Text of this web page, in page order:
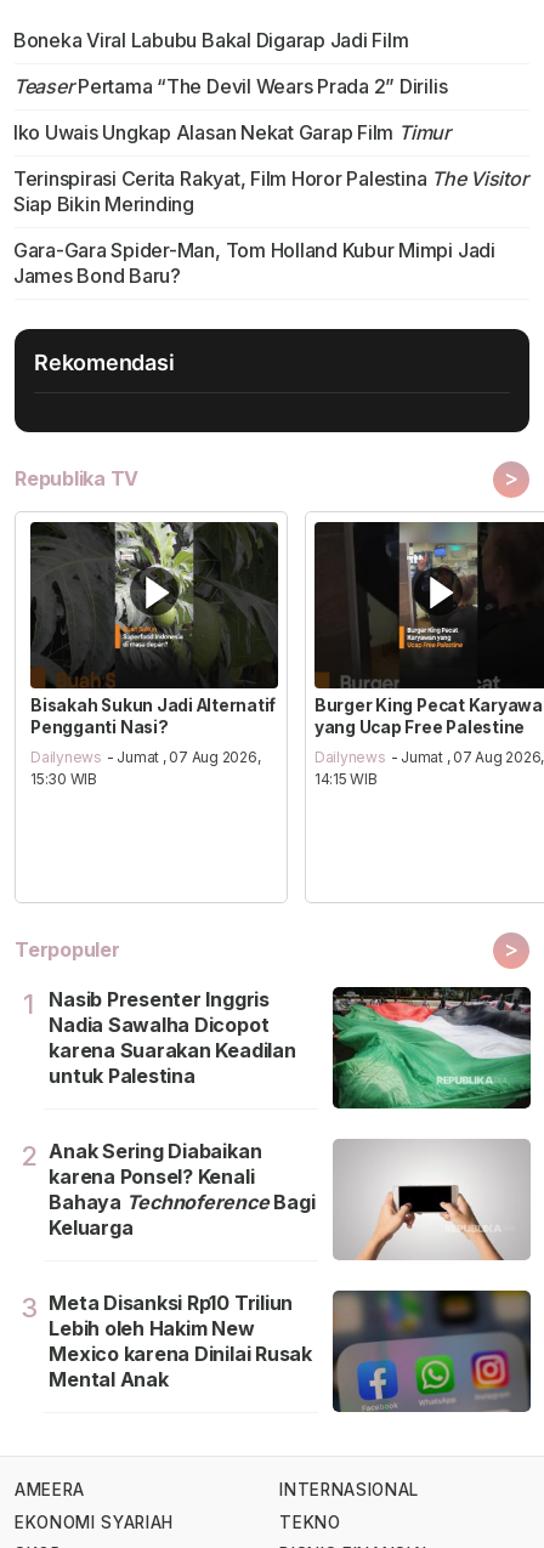
Boneka Viral Labubu Bakal Digarap Jadi Film
TeaserPertama “The Devil Wears Prada 2” Dirilis
Iko Uwais Ungkap Alasan Nekat Garap Film Timur
Terinspirasi Cerita Rakyat, Film Horor Palestina The Visitor
Siap Bikin Merinding
Gara-Gara Spider-Man, Tom Holland Kubur Mimpi Jadi
James Bond Baru?
Rekomendasi
Republika TV >
Bisakah Sukun Jadi Alternatif
Pengganti Nasi?
Dailynews - Jumat , 07 Aug 2026,
15:30 WIB
Burger King Pecat
yang Ucap Free Palestine
Dailynews - Jumat , 07 Aug 2026,
14:15 WIB
Terpopuler >
1
Nasib Presenter Inggris
Nadia Sawalha Dicopot
karena Suarakan Keadilan
untuk Palestina
2 Anak Sering Diabaikan
karena Ponsel? Kenali
Bahaya TechnoferenceBagi
Keluarga
3 Meta Disanksi Rp10 Triliun
Lebih oleh Hakim New
Mexico karena Dinilai Rusak
Mental Anak
AMEERA
EKONOMI SYARIAH
INTERNASIONAL
TEKNO